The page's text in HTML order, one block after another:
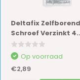
Deltafix
Schroef Verzinkt
Op voorraad
€2,89